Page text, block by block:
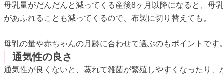
母乳量がだんだんと減ってくる産後8ヶ月以降になると、母乳
があふれることも減ってくるので、布製に切り替えても。
母乳の量や赤ちゃんの月齢に合わせて選ぶのもポイントです
通気性の良さ
通気性が良くないと、蒸れて雑菌が繁殖しやすくなったり、